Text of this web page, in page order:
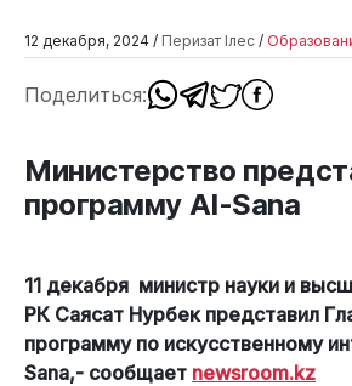
12 декабря, 2024 / Перизат Ілес /
Поделиться:
Министерство
программу AI-Sana
11 декабря министр науки и
РК Саясат Нурбек представил
программу по искусственному
Sana,- сообщает newsroom.kz